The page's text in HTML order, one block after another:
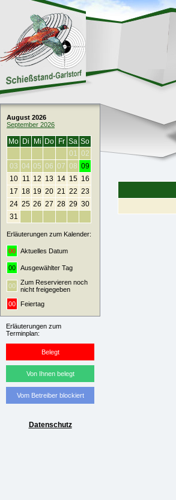
August 2026
September 2026
Mo Di Mi Do Fr Sa So
01 02
03 04 05 06 07 08 09
10
11 12 13 14 15 16
17 18 19 20 21 22 23
24 25 26 27 28 29 30
31
Erläuterungen zum Kalender:
00 Aktuelles Datum
00 Ausgewählter Tag
00
Zum Reservieren noch
nicht freigegeben
00
Feiertag
Erläuterungen zum
Terminplan:
Belegt
Von Ihnen belegt
Vom Betreiber blockiert
Datenschutz